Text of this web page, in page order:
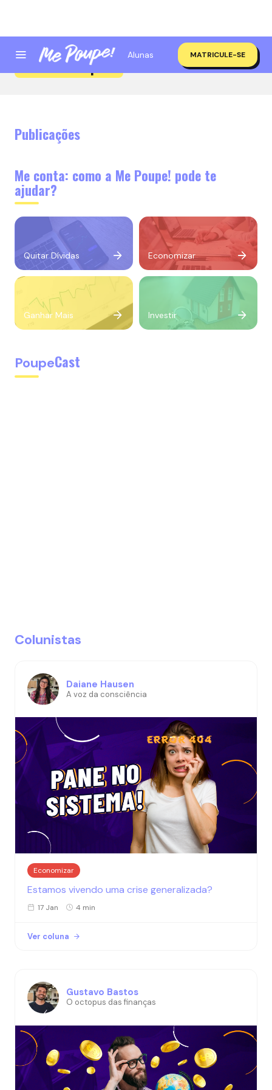
Alunas MATRICULE-SE
Me Poupe+
Publicações
Me conta: como a Me Poupe! pode te
ajudar?
Quitar Dívidas Economizar
Ganhar Mais Investir
PoupeCast
Colunistas
Daiane Hausen
A voz da consciência
Economizar
Estamos vivendo uma crise generalizada?
17 Jan 4 min
Ver coluna
Gustavo Bastos
O octopus das finanças